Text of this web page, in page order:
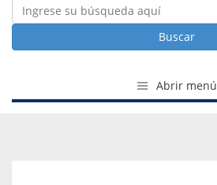
Buscar
Abrir menú